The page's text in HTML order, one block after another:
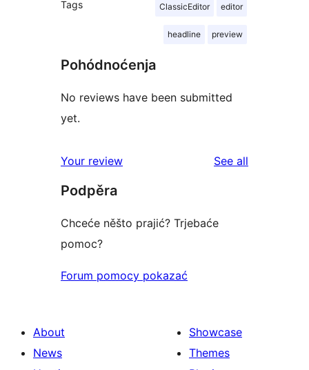
Tags ClassicEditor editor
headline preview
Pohódnoćenja
No reviews have been submitted
yet.
Your review See all
Podpěra
Chceće něšto prajić? Trjebaće
pomoc?
Forum pomocy pokazać
About
News
Showcase
Themes